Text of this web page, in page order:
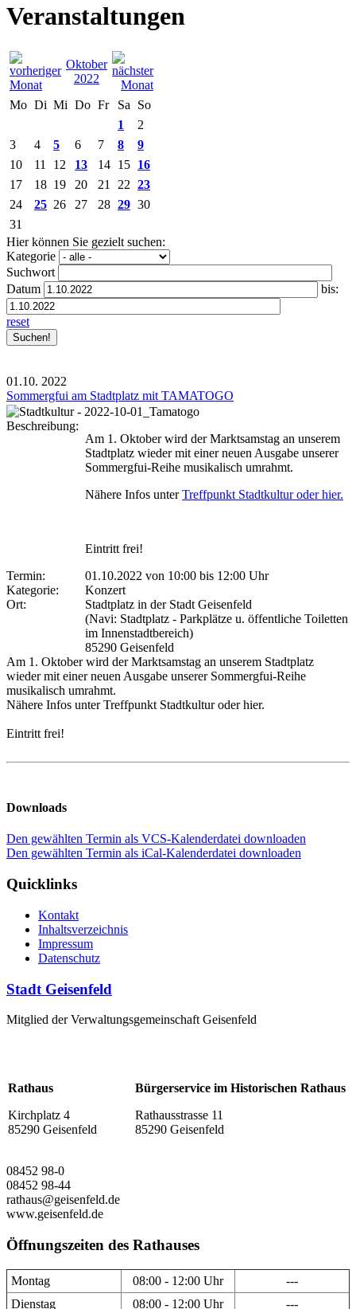
Veranstaltungen
Oktober
2022
Mo Di Mi Do Fr Sa
So
1
2
3
4 5 6 7 8
9
10
11 12 13 14 15 16
17
18 19 20 21 22 23
24
25 26 27 28 29 30
31
Hier können Sie gezielt suchen:
Kategorie
Suchwort
Datum
bis:
reset
01.10. 2022
Sommergfui am Stadtplatz mit TAMATOGO
Beschreibung:
Am 1. Oktober wird der Marktsamstag an unserem
Stadtplatz wieder mit einer neuen Ausgabe unserer
Sommergfui-Reihe musikalisch umrahmt.
Nähere Infos unterTreffpunkt Stadtkultur oder hier.
Eintritt frei!
Termin:
01.10.2022 von 10:00 bis 12:00 Uhr
Kategorie:
Konzert
Ort:
Stadtplatz in der Stadt Geisenfeld
(Navi: Stadtplatz - Parkplätze u. öffentliche Toiletten
im Innenstadtbereich)
85290 Geisenfeld
Am 1. Oktober wird der Marktsamstag an unserem Stadtplatz
wieder mit einer neuen Ausgabe unserer Sommergfui-Reihe
musikalisch umrahmt.
Nähere Infos unter Treffpunkt Stadtkultur oder hier.
Eintritt frei!
Downloads
Den gewählten Termin als VCS-Kalenderdatei downloaden
Den gewählten Termin als iCal-Kalenderdatei downloaden
Quicklinks
Kontakt
Inhaltsverzeichnis
Impressum
Datenschutz
Stadt Geisenfeld
Mitglied der Verwaltungsgemeinschaft Geisenfeld
Rathaus
Kirchplatz 4
85290 Geisenfeld
Bürgerservice im Historischen Rathaus
Rathausstrasse 11
85290 Geisenfeld
08452 98-0
08452 98-44
rathaus@geisenfeld.de
www.geisenfeld.de
Öffnungszeiten des Rathauses
Montag 08:00 - 12:00 Uhr
---
Dienstag
08:00 - 12:00 Uhr ---